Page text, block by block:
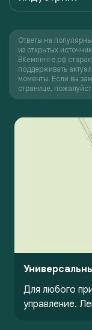
Ответы на
из открытых
ВКемпинге.рф
поддерживать
моменты. Если вы
странице,
Для любого
управление.